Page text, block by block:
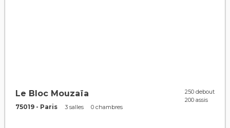
Le Bloc Mouzaïa
75019 - Paris 3 salles 0 chambres
250 debout
200 assis